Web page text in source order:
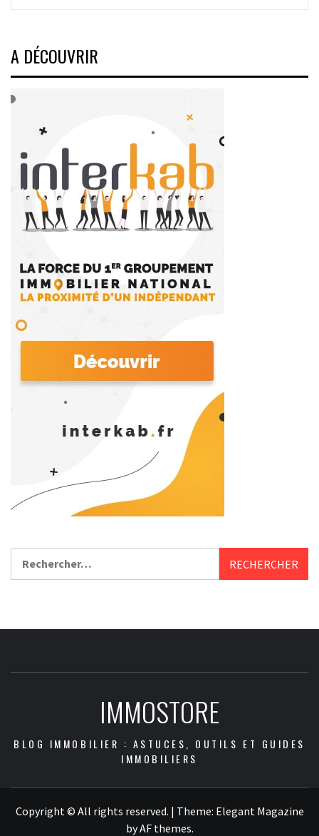
A DÉCOUVRIR
IMMOSTORE
BLOG IMMOBILIER : ASTUCES, OUTILS ET GUIDES
IMMOBILIERS
Copyright © All rights reserved. | Theme: Elegant Magazine
byAF themes.